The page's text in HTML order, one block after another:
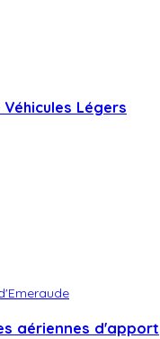
Légers
aériennes d'apport